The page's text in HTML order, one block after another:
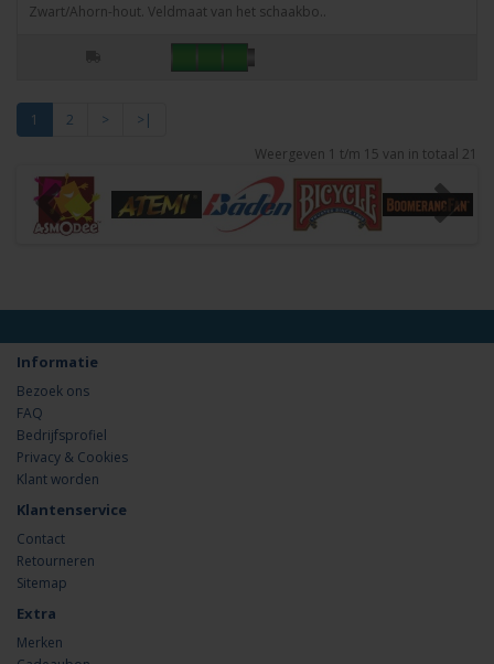
Zwart/Ahorn-hout. Veldmaat van het schaakbo..
1 2 >
>|
Weergeven 1 t/m 15 van in totaal 21
Informatie
Bezoek ons
FAQ
Bedrijfsprofiel
Privacy & Cookies
Klant worden
Klantenservice
Contact
Retourneren
Sitemap
Extra
Merken